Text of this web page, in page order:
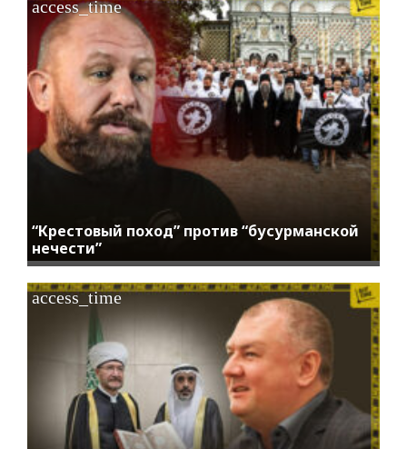
“Крестовый поход” против “бусурманской
нечести”
access_time
access_time